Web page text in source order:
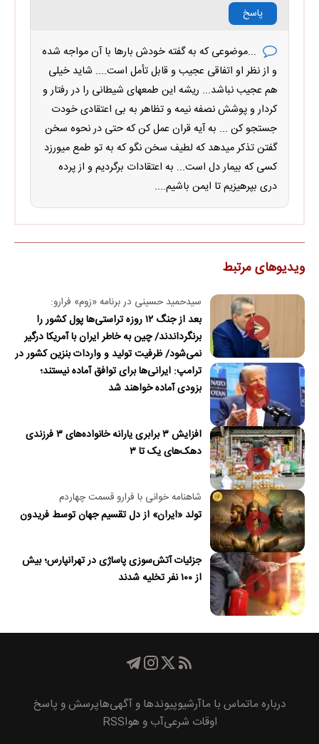
پاسخ
...موضوعی که به گفته خودش بارها با آن مواجه شده
و از نظر او اتفاقی عجیب و قابل تأمل است.... شاید خیلی
هم عجیب نباشد... ریشه این طمعهای شیطانی را در رفتار و
کردار و پوشش نصفه نیمه و تظاهر به بی اعتقادی خودت
جستجو کن ... به آیه قران عمل کن که حتی در نحوه سخن
گفتن تذکر میدهد که لطیف سخن نگو که به تو طمع میورزد
کسی که بیمار دل است... به اعتقادات برگردیم و از پرده
دری بپرهیزیم تا ایمن باشیم....
ویدیوهای مرتبط
سیدحمید حسینی در برنامه «زوم» فرارو:
بعد از جنگ ۱۲ روزه تراستی‌ها پول کشور را
برنگرداندند/ چین به خاطر ایران با آمریکا درگیر
نمی‌شود/ ظرفیت تولید و واردات بنزین کشور در
جنگ آسیب دید/حدود ۶۰ روز توانایی ذخیره
نفت در محاصره را داریم
ترامپ: ایرانی‌ها برای توافق آماده نیستند؛
بزودی آماده خواهند شد
افزایش ۳ برابری یارانه خانواده‌های ۳ فرزندی
دهک‌های یک تا ۳
شاهنامه خوانی با فرارو قسمت چهاردم
تولد «ایران» از دل تقسیم جهان توسط فریدون
جزئیات آتش‌سوزی پاساژی در تهرانپارس؛ بیش
از ۱۰۰ نفر تخلیه شدند
درباره ماتماس با ماآرشیوپیوند‌ها و آگهی‌هاپرسش و پاسخ
اوقات شرعیآب و هواRSS